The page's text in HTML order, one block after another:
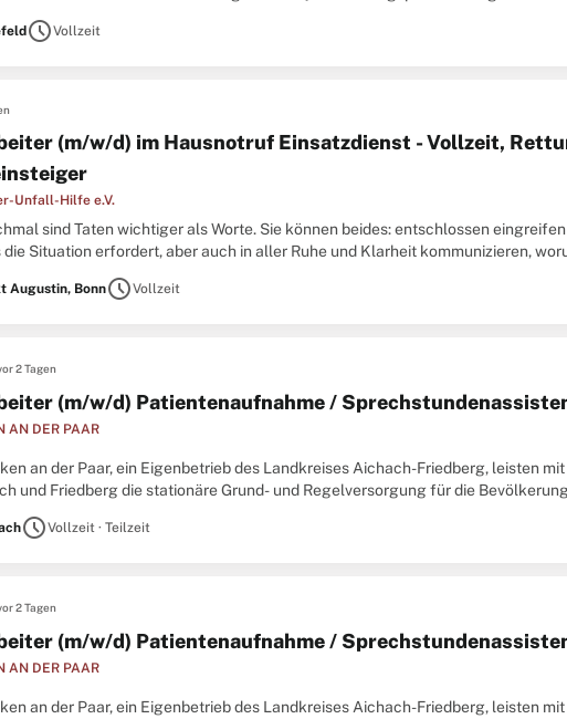
scheduleVollzeit
(m/w/d) im Hausnotruf Einsatzdienst - Vollzeit,
Unfall-Hilfe e.V.
sind Taten wichtiger als Worte. Sie können beides: entschlossen
die Situation erfordert, aber auch in aller Ruhe und Klarheit kommunizieren,
Augustin, BonnscheduleVollzeit
2 Tagen
(m/w/d) Patientenaufnahme /
AN DER PAAR
an der Paar, ein Eigenbetrieb des Landkreises Aichach-Friedberg, leisten
und Friedberg die stationäre Grund- und Regelversorgung für die
scheduleVollzeit · Teilzeit
2 Tagen
(m/w/d) Patientenaufnahme /
AN DER PAAR
an der Paar, ein Eigenbetrieb des Landkreises Aichach-Friedberg, leisten